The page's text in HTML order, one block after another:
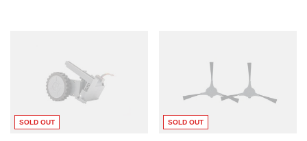
SOLD OUT SOLD OUT